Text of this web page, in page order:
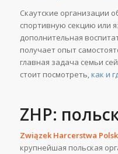
Скаутские организации
спортивную секцию или
дополнительная
получает опыт
главная задача семьи
стоит посмотреть,как и
ZHP:
Związek Harcerstwa
крупнейшая польская